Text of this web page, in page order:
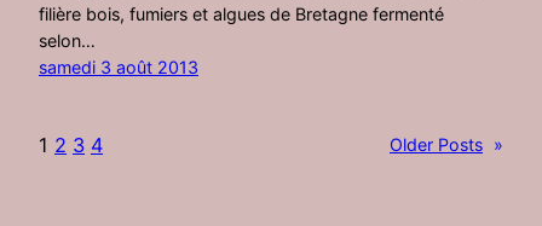
filière bois, fumiers et algues de Bretagne fermenté
selon…
samedi 3 août 2013
1 2 3 4 Older Posts »